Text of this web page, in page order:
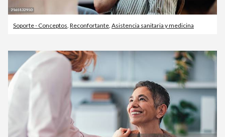
Soporte - Conceptos, Reconfortante, Asistencia sanitaria y medicina